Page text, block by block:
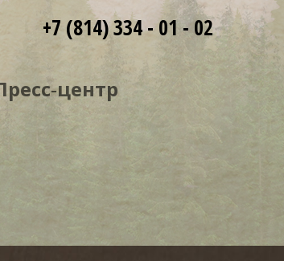
+7 (814) 334 - 01 - 02